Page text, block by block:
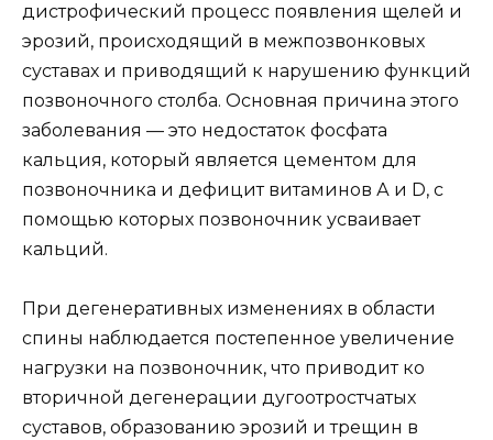
дистрофический процесс появления щелей и
эрозий, происходящий в межпозвонковых
суставах и приводящий к нарушению функций
позвоночного столба. Основная причина этого
заболевания — это недостаток фосфата
кальция, который является цементом для
позвоночника и дефицит витаминов А и D, с
помощью которых позвоночник усваивает
кальций.
При дегенеративных изменениях в области
спины наблюдается постепенное увеличение
нагрузки на позвоночник, что приводит ко
вторичной дегенерации дугоотростчатых
суставов, образованию эрозий и трещин в